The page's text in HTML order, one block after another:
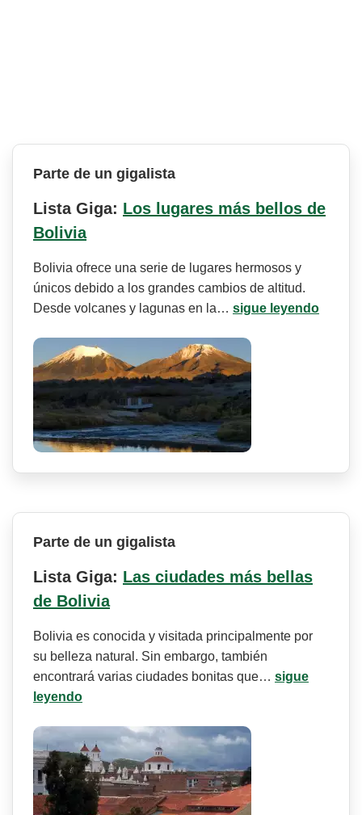
Parte de un gigalista
Lista Giga: Los lugares más bellos de
Bolivia
Bolivia ofrece una serie de lugares hermosos y
únicos debido a los grandes cambios de altitud.
Desde volcanes y lagunas en la… sigue leyendo
Parte de un gigalista
Lista Giga: Las ciudades más bellas
de Bolivia
Bolivia es conocida y visitada principalmente por
su belleza natural. Sin embargo, también
encontrará varias ciudades bonitas que… sigue
leyendo